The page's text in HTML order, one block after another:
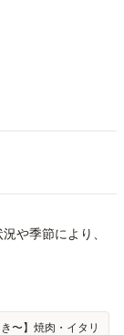
や季節により、
〜】焼肉・イタリ